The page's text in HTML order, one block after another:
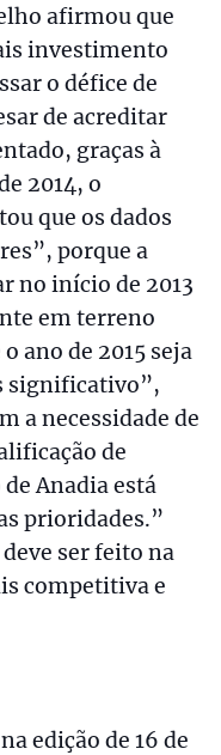
afirmou que
investimento
o défice de
de acreditar
graças à
2014, o
que os dados
porque a
no início de 2013
em terreno
ano de 2015 seja
significativo”,
a necessidade de
de
Anadia está
prioridades.”
ser feito na
competitiva e
edição de 16 de